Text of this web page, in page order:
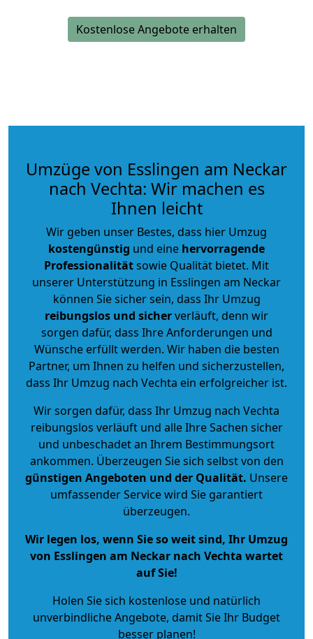
Kostenlose Angebote erhalten
Umzüge von Esslingen am Neckar
nach Vechta: Wir machen es
Ihnen leicht
Wir geben unser Bestes, dass hier Umzug
kostengünstig und eine hervorragende
Professionalitätsowie Qualität bietet. Mit
unserer Unterstützung in Esslingen am Neckar
können Sie sicher sein, dass Ihr Umzug
reibungslos und sicherverläuft, denn wir
sorgen dafür, dass Ihre Anforderungen und
Wünsche erfüllt werden. Wir haben die besten
Partner, um Ihnen zu helfen und sicherzustellen,
dass Ihr Umzug nach Vechta ein erfolgreicher ist.
Wir sorgen dafür, dass Ihr Umzug nach Vechta
reibungslos verläuft und alle Ihre Sachen sicher
und unbeschadet an Ihrem Bestimmungsort
ankommen. Überzeugen Sie sich selbst von den
günstigen Angeboten und der Qualität. Unsere
umfassender Service wird Sie garantiert
überzeugen.
Wir legen los, wenn Sie so weit sind, Ihr Umzug
von Esslingen am Neckar nach Vechta wartet
auf Sie!
Holen Sie sich kostenlose und natürlich
unverbindliche Angebote, damit Sie Ihr Budget
besser planen!